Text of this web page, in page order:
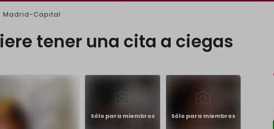
Madrid-Capital
tener una cita a ciegas
Sólo para miembros Sólo para miembros